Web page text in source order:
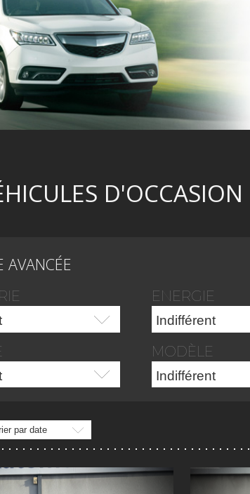
D'OCCASION
AVANCÉE
ENERGIE
MODÈLE